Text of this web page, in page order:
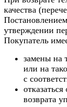
качества
утверждении
Покупатель
замены на
или на
с
возврата